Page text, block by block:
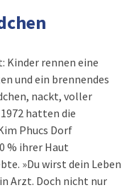
Kinder rennen eine
und ein brennendes
nackt, voller
hatten die
Phucs Dorf
% ihrer Haut
»Du wirst dein Leben
Arzt. Doch nicht nur